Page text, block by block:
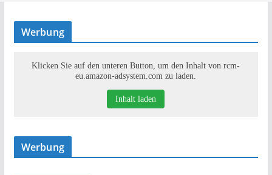
Werbung
Klicken Sie auf den unteren Button, um den Inhalt von rcm-
eu.amazon-adsystem.com zu laden.
Inhalt laden
Werbung